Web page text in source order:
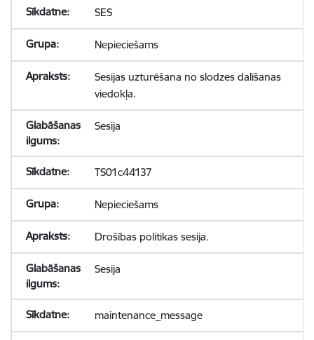
SES
Nepieciešams
Sesijas uzturēšana no slodzes dalīšanas
viedokļa.
Sesija
TS01c44137
Nepieciešams
Drošības politikas sesija.
Sesija
maintenance_message